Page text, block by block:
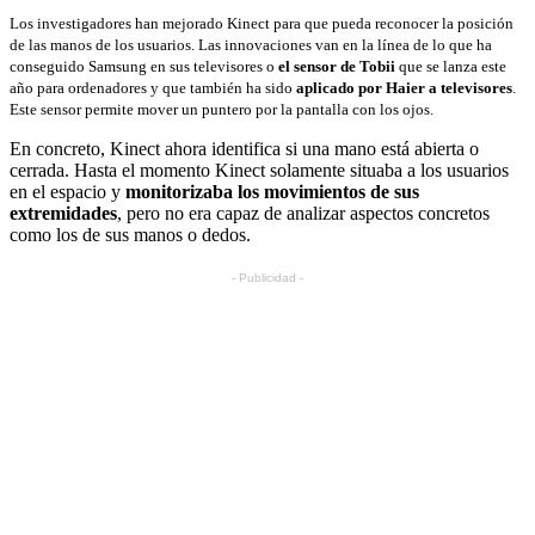
Los investigadores han mejorado Kinect para que pueda reconocer la posición
de las manos de los usuarios. Las innovaciones van en la línea de lo que ha
conseguido Samsung en sus televisores o el sensor de Tobii que se lanza este
año para ordenadores y que también ha sido aplicado por Haier a televisores
Este sensor permite mover un puntero por la pantalla con los ojos.
En concreto, Kinect ahora identifica si una mano está abierta o
cerrada. Hasta el momento Kinect solamente situaba a los usuarios
en el espacio y monitorizaba los movimientos de sus
extremidades, pero no era capaz de analizar aspectos concretos
como los de sus manos o dedos.
- Publicidad -